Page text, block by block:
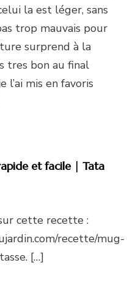
la est léger, sans
trop mauvais pour
surprend à la
tres bon au final
l’ai mis en favoris
et facile | Tata
cette recette :
recette/mug-
[…]